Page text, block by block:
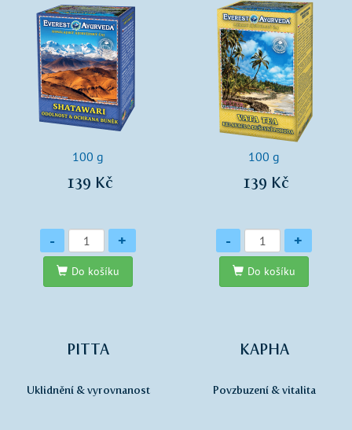
100 g
139 Kč
Množství
- +
Do košíku
100 g
139 Kč
Množství
- +
Do košíku
PITTA
Uklidnění & vyrovnanost
KAPHA
Povzbuzení & vitalita